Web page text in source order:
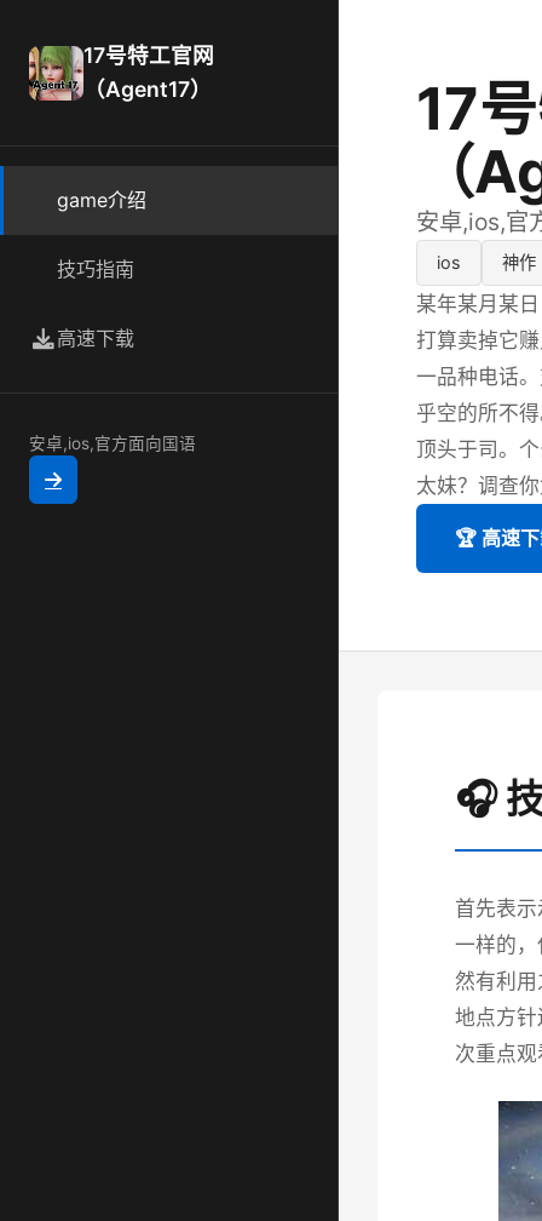
17号特工官网
（Agent17）
game介绍
技巧指南
高速下载
安卓,ios,官方面向国语
17
（
安卓,ios,官
ios 神作
某年某月某
打算卖掉它
一品种电话
乎空的所不
顶头于司。
太妹？调查
🏆 高速
🎧
首先表
一样的
然有利
地点方
次重点